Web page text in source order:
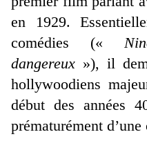
en 1929.
comédies («
dangereux »), il
hollywoodiens
début des années
prématurément